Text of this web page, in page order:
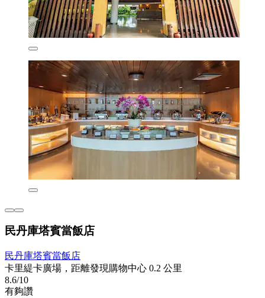
民丹庫塔賓當飯店
民丹庫塔賓當飯店
卡里緹卡廣場，距離發現購物中心 0.2 公里
8.6/10
有夠讚